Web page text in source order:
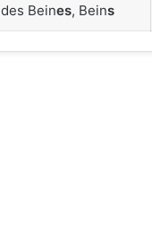
des Beines, Beins